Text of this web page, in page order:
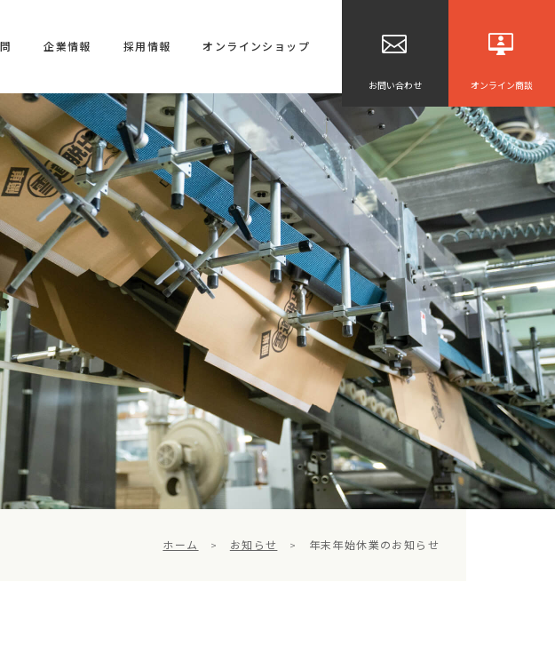
企業情報 採用情報 オンラインショップ
お問い合わせ オンライン商談
ホーム > お知らせ > 年末年始休業のお知らせ